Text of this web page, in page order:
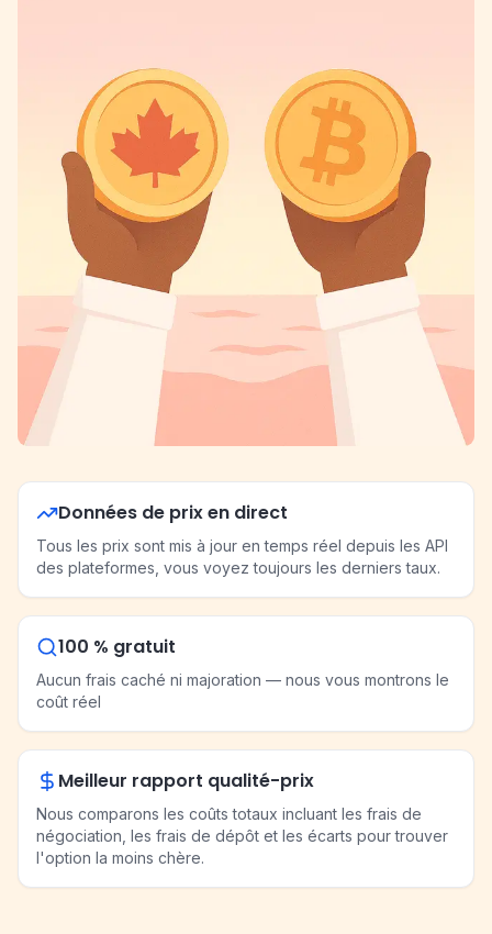
Données de prix en direct
Tous les prix sont mis à jour en temps réel depuis les API
des plateformes, vous voyez toujours les derniers taux.
100 % gratuit
Aucun frais caché ni majoration — nous vous montrons le
coût réel
Meilleur rapport qualité-prix
Nous comparons les coûts totaux incluant les frais de
négociation, les frais de dépôt et les écarts pour trouver
l'option la moins chère.